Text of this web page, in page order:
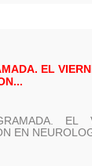
EL
EL
EN